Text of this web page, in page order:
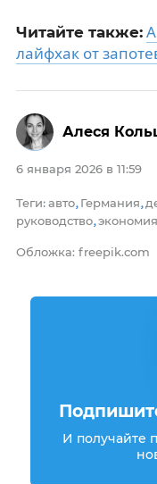
Читайте также:
лайфхак от
6 января 2026 в 11:59
Теги: авто, Германия,
руководство,экономия
Обложка: freepik.com
Алеся
И получайте